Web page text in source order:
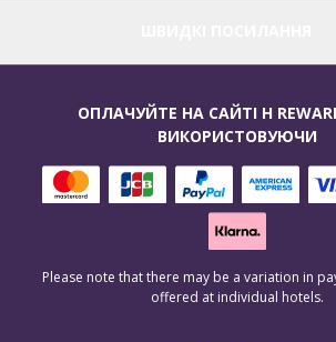
ОПЛАЧУЙТЕ НА САЙТІ H
ВИКОРИСТОВУЮЧИ
Please note that there may be a variation in
offered at individual hotels.